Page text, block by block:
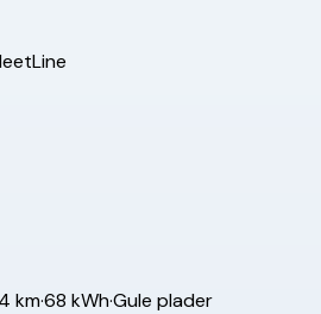
km·68 kWh·Gule plader